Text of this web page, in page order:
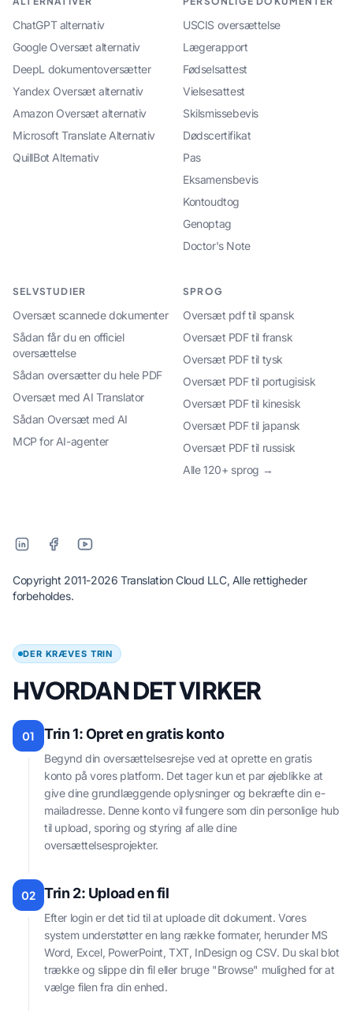
ChatGPT alternativ
Google Oversæt alternativ
DeepL dokumentoversætter
Yandex Oversæt alternativ
Amazon Oversæt alternativ
Microsoft Translate Alternativ
QuillBot Alternativ
USCIS oversættelse
Lægerapport
Fødselsattest
Vielsesattest
Skilsmissebevis
Dødscertifikat
Pas
Eksamensbevis
Kontoudtog
Genoptag
Doctor's Note
SELVSTUDIER
Oversæt scannede dokumenter
Sådan får du en officiel
oversættelse
Sådan oversætter du hele PDF
Oversæt med AI Translator
Sådan Oversæt med AI
MCP for AI-agenter
SPROG
Oversæt pdf til spansk
Oversæt PDF til fransk
Oversæt PDF til tysk
Oversæt PDF til portugisisk
Oversæt PDF til kinesisk
Oversæt PDF til japansk
Oversæt PDF til russisk
Alle 120+ sprog →
Copyright 2011-2026 Translation Cloud LLC, Alle rettigheder
forbeholdes.
DER KRÆVES TRIN
HVORDAN DET VIRKER
01 Trin 1: Opret en gratis konto
Begynd din oversættelsesrejse ved at oprette en gratis
konto på vores platform. Det tager kun et par øjeblikke at
give dine grundlæggende oplysninger og bekræfte din e-
mailadresse. Denne konto vil fungere som din personlige hub
til upload, sporing og styring af alle dine
oversættelsesprojekter.
02 Trin 2: Upload en fil
Efter login er det tid til at uploade dit dokument. Vores
system understøtter en lang række formater, herunder MS
Word, Excel, PowerPoint, TXT, InDesign og CSV. Du skal blot
trække og slippe din fil eller bruge "Browse" mulighed for at
vælge filen fra din enhed.